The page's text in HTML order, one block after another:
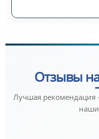
Отзывы
Лучшая рекомендация